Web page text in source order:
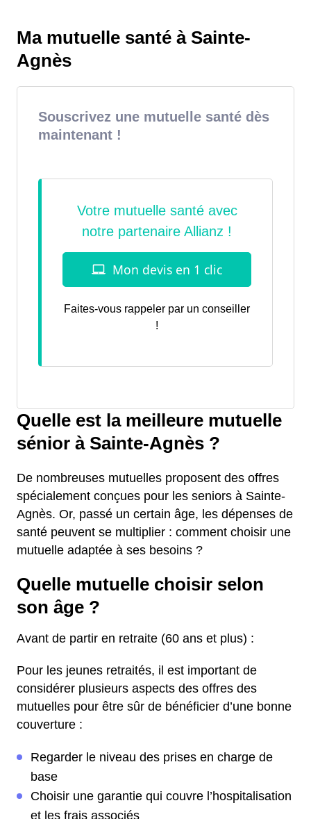
Ma mutuelle santé à Sainte-
Agnès
Souscrivez une mutuelle santé dès
maintenant !
Faites-vous rappeler par un conseiller
!
Quelle est la meilleure mutuelle
sénior à Sainte-Agnès ?
De nombreuses mutuelles proposent des offres
spécialement conçues pour les seniors à Sainte-
Agnès. Or, passé un certain âge, les dépenses de
santé peuvent se multiplier : comment choisir une
mutuelle adaptée à ses besoins ?
Quelle mutuelle choisir selon
son âge ?
Avant de partir en retraite (60 ans et plus) :
Pour les jeunes retraités, il est important de
considérer plusieurs aspects des offres des
mutuelles pour être sûr de bénéficier d’une bonne
couverture :
Regarder le niveau des prises en charge de
base
Choisir une garantie qui couvre l’hospitalisation
et les frais associés